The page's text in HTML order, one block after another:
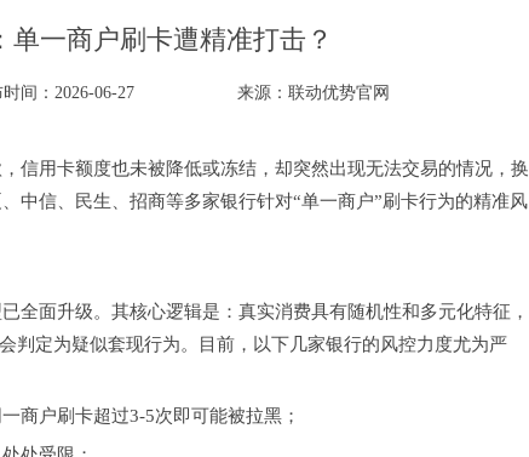
单一商户刷卡遭精准打击？
间：2026-06-27 来源： 联动优势官网
信用卡额度也未被降低或冻结，却突然出现无法交易的情况，换
中信、民生、招商等多家银行针对“单一商户”刷卡行为的精准风
全面升级。其核心逻辑是：真实消费具有随机性和多元化特征，
判定为疑似套现行为。目前，以下几家银行的风控力度尤为严
商户刷卡超过3-5次即可能被拉黑；